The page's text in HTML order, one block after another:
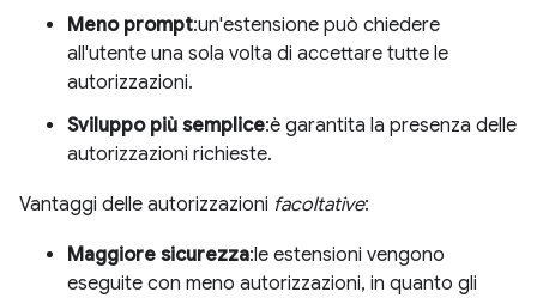
Meno prompt:un'estensione può chiedere
all'utente una sola volta di accettare tutte le
autorizzazioni.
Sviluppo più semplice:è garantita la presenza delle
autorizzazioni richieste.
Vantaggi delle autorizzazioni facoltative:
Maggiore sicurezza:le estensioni vengono
eseguite con meno autorizzazioni, in quanto gli